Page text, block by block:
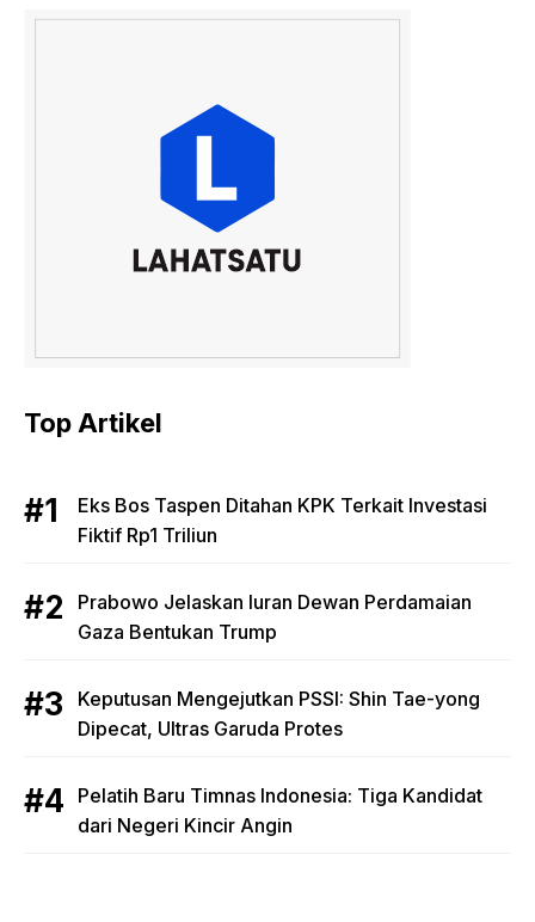
Top Artikel
Eks Bos Taspen Ditahan KPK Terkait Investasi
Fiktif Rp1 Triliun
Prabowo Jelaskan Iuran Dewan Perdamaian
Gaza Bentukan Trump
Keputusan Mengejutkan PSSI: Shin Tae-yong
Dipecat, Ultras Garuda Protes
Pelatih Baru Timnas Indonesia: Tiga Kandidat
dari Negeri Kincir Angin